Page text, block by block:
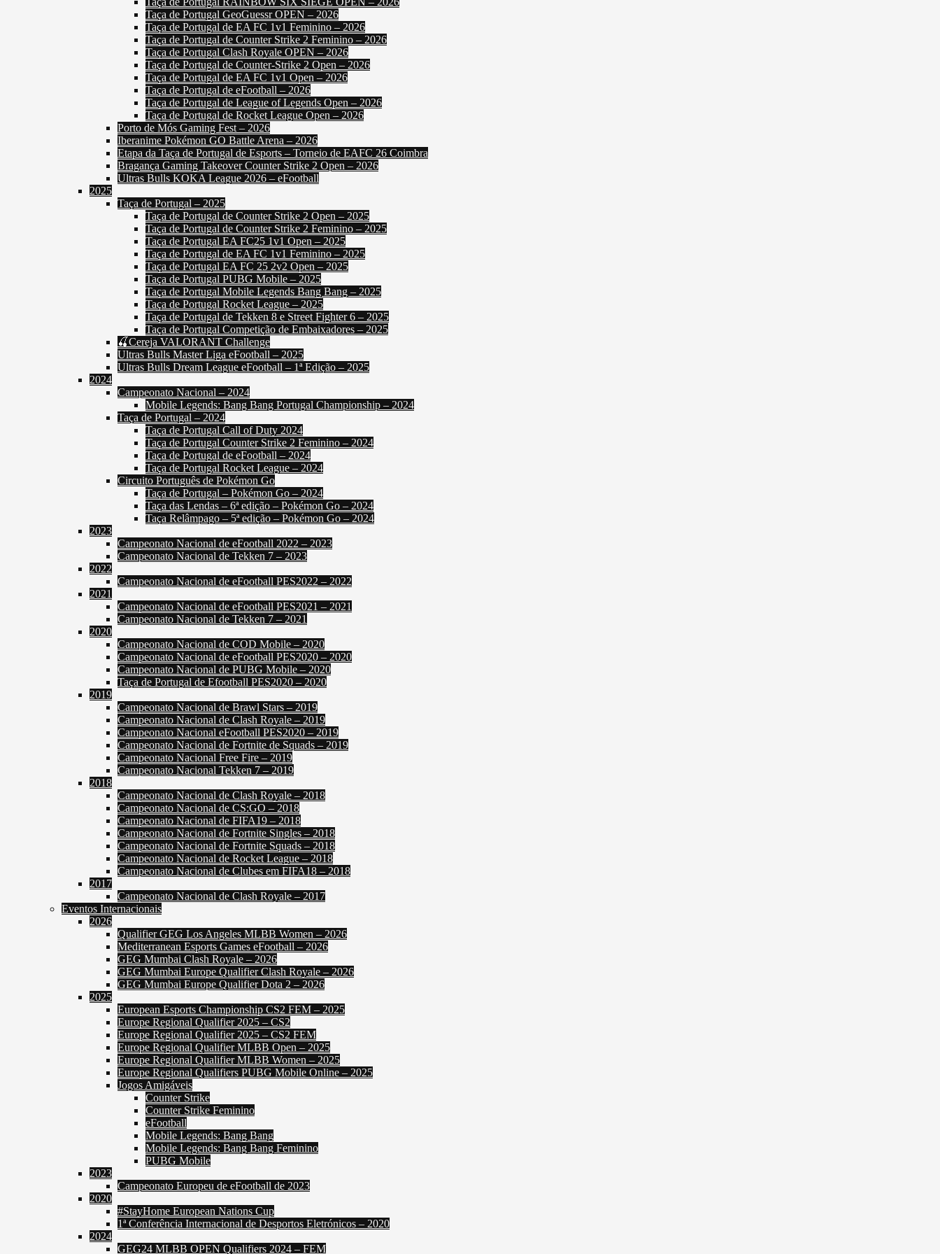
Taça de Portugal GeoGuessr OPEN – 2026
Taça de Portugal de EA FC 1v1 Feminino – 2026
Taça de Portugal de Counter Strike 2 Feminino – 2026
Taça de Portugal Clash Royale OPEN – 2026
Taça de Portugal de Counter-Strike 2 Open – 2026
Taça de Portugal de EA FC 1v1 Open – 2026
Taça de Portugal de eFootball – 2026
Taça de Portugal de League of Legends Open – 2026
Taça de Portugal de Rocket League Open – 2026
Porto de Mós Gaming Fest – 2026
Iberanime Pokémon GO Battle Arena – 2026
Etapa da Taça de Portugal de Esports – Torneio de EAFC 26 Coimbra
Bragança Gaming Takeover Counter Strike 2 Open – 2026
Ultras Bulls KOKA League 2026 – eFootball
2025
Taça de Portugal – 2025
Taça de Portugal de Counter Strike 2 Open – 2025
Taça de Portugal de Counter Strike 2 Feminino – 2025
Taça de Portugal EA FC25 1v1 Open – 2025
Taça de Portugal de EA FC 1v1 Feminino – 2025
Taça de Portugal EA FC 25 2v2 Open – 2025
Taça de Portugal PUBG Mobile – 2025
Taça de Portugal Mobile Legends Bang Bang – 2025
Taça de Portugal Rocket League – 2025
Taça de Portugal de Tekken 8 e Street Fighter 6 – 2025
Taça de Portugal Competição de Embaixadores – 2025
🍒Cereja VALORANT Challenge
Ultras Bulls Master Liga eFootball – 2025
Ultras Bulls Dream League eFootball – 1ª Edição – 2025
2024
Campeonato Nacional – 2024
Mobile Legends: Bang Bang Portugal Championship – 2024
Taça de Portugal – 2024
Taça de Portugal Call of Duty 2024
Taça de Portugal Counter Strike 2 Feminino – 2024
Taça de Portugal de eFootball – 2024
Taça de Portugal Rocket League – 2024
Circuito Português de Pokémon Go
Taça de Portugal – Pokémon Go – 2024
Taça das Lendas – 6ª edição – Pokémon Go – 2024
Taça Relâmpago – 5ª edição – Pokémon Go – 2024
2023
Campeonato Nacional de eFootball 2022 – 2023
Campeonato Nacional de Tekken 7 – 2023
2022
Campeonato Nacional de eFootball PES2022 – 2022
2021
Campeonato Nacional de eFootball PES2021 – 2021
Campeonato Nacional de Tekken 7 – 2021
2020
Campeonato Nacional de COD Mobile – 2020
Campeonato Nacional de eFootball PES2020 – 2020
Campeonato Nacional de PUBG Mobile – 2020
Taça de Portugal de Efootball PES2020 – 2020
2019
Campeonato Nacional de Brawl Stars – 2019
Campeonato Nacional de Clash Royale – 2019
Campeonato Nacional eFootball PES2020 – 2019
Campeonato Nacional de Fortnite de Squads – 2019
Campeonato Nacional Free Fire – 2019
Campeonato Nacional Tekken 7 – 2019
2018
Campeonato Nacional de Clash Royale – 2018
Campeonato Nacional de CS:GO – 2018
Campeonato Nacional de FIFA19 – 2018
Campeonato Nacional de Fortnite Singles – 2018
Campeonato Nacional de Fortnite Squads – 2018
Campeonato Nacional de Rocket League – 2018
Campeonato Nacional de Clubes em FIFA18 – 2018
2017
Campeonato Nacional de Clash Royale – 2017
Eventos Internacionais
2026
Qualifier GEG Los Angeles MLBB Women – 2026
Mediterranean Esports Games eFootball – 2026
GEG Mumbai Clash Royale – 2026
GEG Mumbai Europe Qualifier Clash Royale – 2026
GEG Mumbai Europe Qualifier Dota 2 – 2026
2025
European Esports Championship CS2 FEM – 2025
Europe Regional Qualifier 2025 – CS2
Europe Regional Qualifier 2025 – CS2 FEM
Europe Regional Qualifier MLBB Open – 2025
Europe Regional Qualifier MLBB Women – 2025
Europe Regional Qualifiers PUBG Mobile Online – 2025
Jogos Amigáveis
Counter Strike
Counter Strike Feminino
eFootball
Mobile Legends: Bang Bang
Mobile Legends: Bang Bang Feminino
PUBG Mobile
2023
Campeonato Europeu de eFootball de 2023
2020
#StayHome European Nations Cup
1ª Conferência Internacional de Desportos Eletrónicos – 2020
2024
GEG24 MLBB OPEN Qualifiers 2024 – FEM